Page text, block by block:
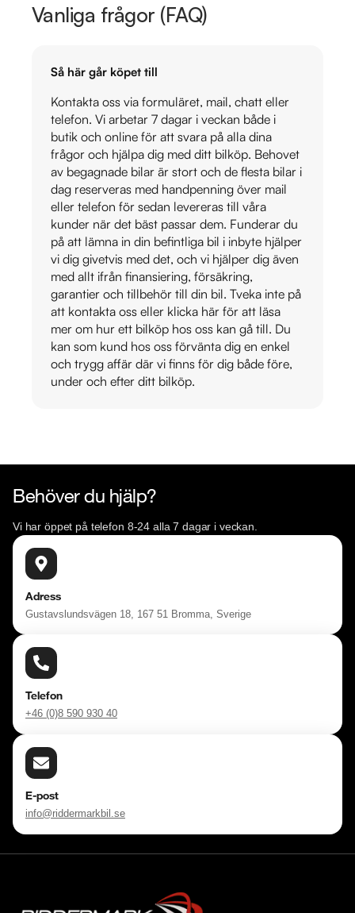
Vanliga frågor (FAQ)
Så här går köpet till
Kontakta oss via formuläret, mail, chatt eller
telefon. Vi arbetar 7 dagar i veckan både i
butik och online för att svara på alla dina
frågor och hjälpa dig med ditt bilköp. Behovet
av begagnade bilar är stort och de flesta bilar i
dag reserveras med handpenning över mail
eller telefon för sedan levereras till våra
kunder när det bäst passar dem. Funderar du
på att lämna in din befintliga bil i inbyte hjälper
vi dig givetvis med det, och vi hjälper dig även
med allt ifrån finansiering, försäkring,
garantier och tillbehör till din bil. Tveka inte på
att kontakta oss eller klicka här för att läsa
mer om hur ett bilköp hos oss kan gå till. Du
kan som kund hos oss förvänta dig en enkel
och trygg affär där vi finns för dig både före,
under och efter ditt bilköp.
Behöver du hjälp?
Vi har öppet på telefon 8-24 alla 7 dagar i veckan.
Adress
Gustavslundsvägen 18, 167 51 Bromma, Sverige
Telefon
+46 (0)8 590 930 40
E-post
info@riddermarkbil.se